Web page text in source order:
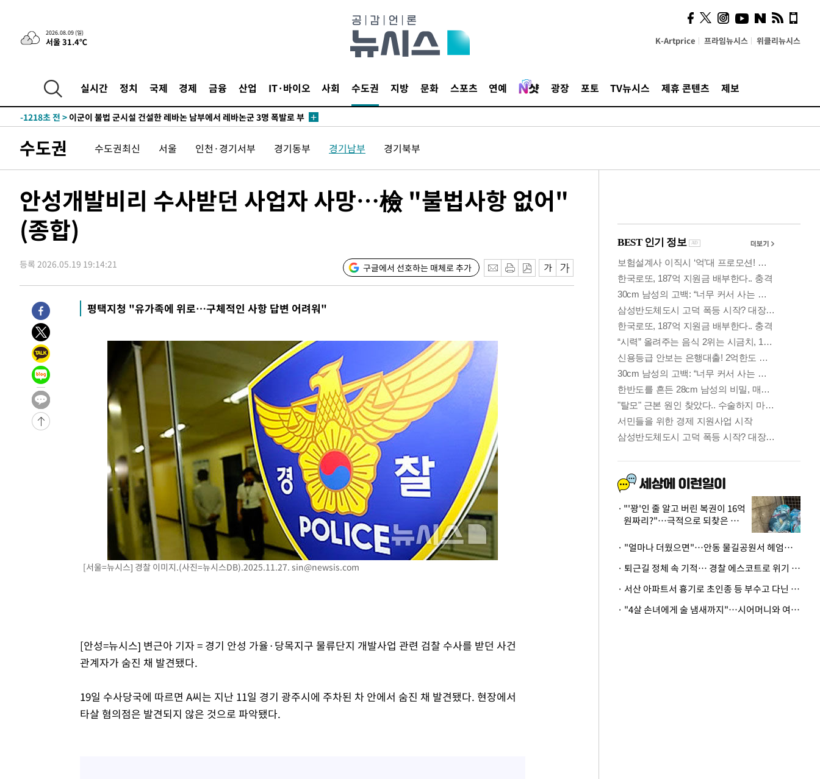
2026.08.09 (일)
서울 31.4℃ K-Artprice 프라임뉴시스 위클리뉴시스
실시간 정치 국제 경제 금융 산업 IT·바이오 사회 수도권 지방 문화 스포츠 연예 광장 포토 TV뉴시스 제휴 콘텐츠 제보
-25311초 전 >'2경기 연속 침묵' 손흥민, 톨루카전 68분만 뛰고 슈팅 0개
-24063초 전 >이강인, 오늘 서울서 AT마드리드 입단식…'전례 없는 특급대우'
-10416초 전 >
콜롬비아 신임 우파 대통령 취임 하루만에 차량폭탄 폭발 사건
-4010초 전 >
-1218초 전 > 이군이 불법 군시설 건설한 레바논 남부에서 레바논군 3명 폭발로 부
60분 전 >美 국방부, 켄달 전 공군장관 보안허가 취소…“에어포스원 기밀정보, 언
1시간 전 >‘축구의 신’ 아르헨티나 축구 선수 메시의 부친 지병 별세
-30767초 전 > [속보]장은수, KLPGA 제주삼다수 역전 우승…데뷔 10년 차에 첫
정상
-26132초 전 > "얼마나 더웠으면"…안동 물길공원서 헤엄친 구렁이 '소동'
-26059초 전 > 손흥민, 68분 뛰고 2경기 침묵…LAFC, 톨루카에 1-0 승리(종합)
-24083초 전 >이강인, 오늘 서울서 AT마드리드 입단식…'전례 없는 특급대우'
-10965초 전 >'여긴 20도, 저긴 50도'…열화상 카메라로 본 폭염 저감시설 '온도
-10436초 전 >
콜롬비아 신임 우파 대통령 취임 하루만에 차량폭탄 폭발 사건
-4030초 전 >
-1238초 전 >
이군이 불법 군시설 건설한 레바논 남부에서 레바논군 3명 폭발로 부
27분 전 >
[속보]美중부 사령관, 이스라엘 긴급방문 다중화된 전선 상황 논의
59분 전 >
美 국방부, 켄달 전 공군장관 보안허가 취소…“에어포스원 기밀정보, 언
론 누출”
1시간 전 >
‘축구의 신’ 아르헨티나 축구 선수 메시의 부친 지병 별세
1시간 전 >
“美 이란전 무기 소진…북한과 분쟁시 주한 미군 취약해질 수 있어”
수도권 수도권최신 서울 인천·경기서부 경기동부 경기남부 경기북부
안성개발비리 수사받던 사업자 사망…檢 "불법사항 없어"
(종합)
등록 2026.05.19 19:14:21 구글에서 선호하는 매체로 추가
평택지청 "유가족에 위로…구체적인 사항 답변 어려워"
[서울=뉴시스] 경찰 이미지.(사진=뉴시스DB).2025.11.27. sin@newsis.com
[안성=뉴시스] 변근아 기자 = 경기 안성 가율·당목지구 물류단지 개발사업 관련 검찰 수사를 받던 사건
관계자가 숨진 채 발견됐다.
19일 수사당국에 따르면 A씨는 지난 11일 경기 광주시에 주차된 차 안에서 숨진 채 발견됐다. 현장에서
타살 혐의점은 발견되지 않은 것으로 파악됐다.
사이 해답 찾았죠"…알을
깨고 나온 '초자아'
"'꽝'인 줄 알고 버린 복권이 16억
원짜리?"…극적으로 되찾은 사
· "얼마나 더웠으면"…안동 물길공원서 헤엄친 구렁이 '소동'
· 퇴근길 정체 속 기적… 경찰 에스코트로 위기 넘긴 생후 2일 신생아
· 서산 아파트서 흉기로 초인종 등 부수고 다닌 50대 정신병원행
· "4살 손녀에게 술 냄새까지"…시어머니와 여행 가도 될까